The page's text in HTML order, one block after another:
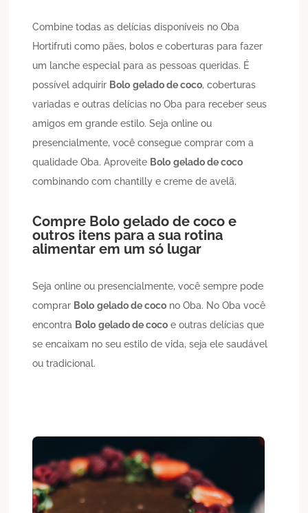
Combine todas as delícias disponíveis no Oba
Hortifruti como pães, bolos e coberturas para fazer
um lanche especial para as pessoas queridas. É
possível adquirir Bolo gelado de coco, coberturas
variadas e outras delícias no Oba para receber seus
amigos em grande estilo. Seja online ou
presencialmente, você consegue comprar com a
qualidade Oba. Aproveite Bolo gelado de coco
combinando com chantilly e creme de avelã.
Compre Bolo gelado de coco e
outros itens para a sua rotina
alimentar em um só lugar
Seja online ou presencialmente, você sempre pode
comprar Bolo gelado de coco no Oba. No Oba você
encontra Bolo gelado de coco e outras delícias que
se encaixam no seu estilo de vida, seja ele saudável
ou tradicional.